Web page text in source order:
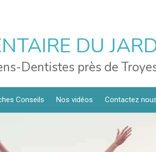
DU
Dentistes près de
Conseils Nos vidéos Contactez